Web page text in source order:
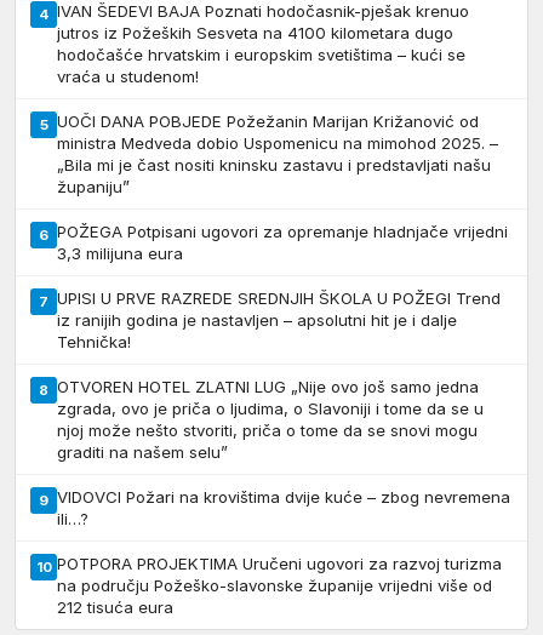
4 IVAN ŠEDEVI BAJA Poznati hodočasnik-pješak krenuo
jutros iz Požeških Sesveta na 4100 kilometara dugo
hodočašće hrvatskim i europskim svetištima – kući se
vraća u studenom!
5 UOČI DANA POBJEDE Požežanin Marijan Križanović od
ministra Medveda dobio Uspomenicu na mimohod 2025. –
„Bila mi je čast nositi kninsku zastavu i predstavljati našu
županiju”
6 POŽEGA Potpisani ugovori za opremanje hladnjače vrijedni
3,3 milijuna eura
7 UPISI U PRVE RAZREDE SREDNJIH ŠKOLA U POŽEGI Trend
iz ranijih godina je nastavljen – apsolutni hit je i dalje
Tehnička!
8 OTVOREN HOTEL ZLATNI LUG „Nije ovo još samo jedna
zgrada, ovo je priča o ljudima, o Slavoniji i tome da se u
njoj može nešto stvoriti, priča o tome da se snovi mogu
graditi na našem selu”
9 VIDOVCI Požari na krovištima dvije kuće – zbog nevremena
ili…?
10 POTPORA PROJEKTIMA Uručeni ugovori za razvoj turizma
na području Požeško-slavonske županije vrijedni više od
212 tisuća eura